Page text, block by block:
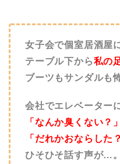
女子会で個室居酒屋
テーブル下から私の
ブーツもサンダルも
会社でエレベーター
「なんか臭くない？」
「だれかおならした
ひそひそ話す声が…。